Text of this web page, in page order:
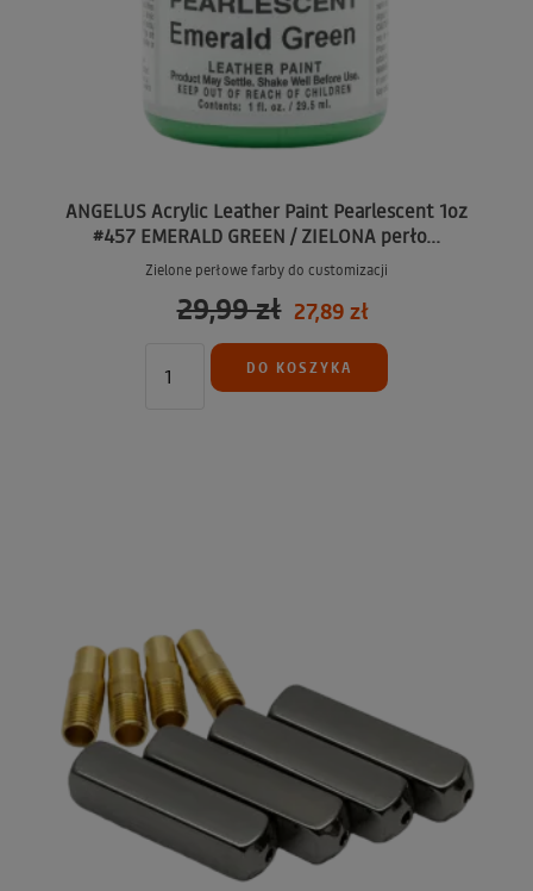
ANGELUS Acrylic Leather Paint Pearlescent 1oz
#457 EMERALD GREEN / ZIELONA perło...
Zielone perłowe farby do customizacji
29,99 zł 27,89 zł
DO KOSZYKA